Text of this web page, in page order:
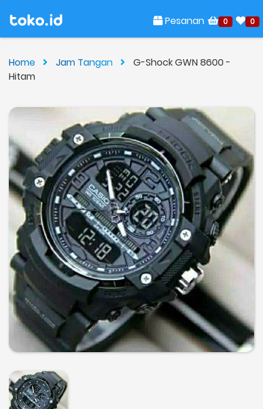
Pesanan 0 0
Home Jam Tangan
G-Shock GWN 8600 -
Hitam